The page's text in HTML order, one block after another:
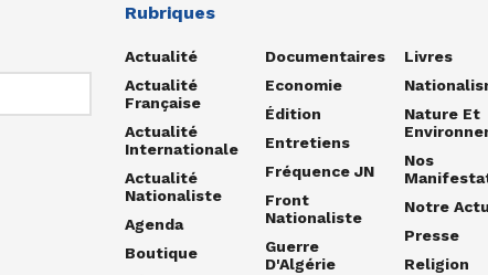
Rubriques
Actualité
Actualité
Française
Actualité
Internationale
Actualité
Nationaliste
Agenda
Boutique
Documentaires
Economie
Édition
Entretiens
Fréquence JN
Front
Nationaliste
Guerre
D'Algérie
Livres
Nature Et
Nos
Notre Actu
Presse
Religion